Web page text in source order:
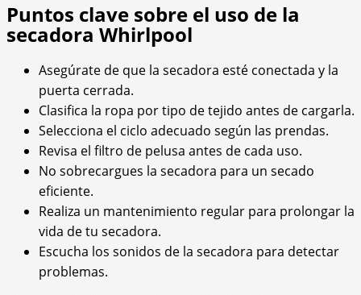
Puntos clave sobre el uso de la
secadora Whirlpool
Asegúrate de que la secadora esté conectada y la
puerta cerrada.
Clasifica la ropa por tipo de tejido antes de cargarla.
Selecciona el ciclo adecuado según las prendas.
Revisa el filtro de pelusa antes de cada uso.
No sobrecargues la secadora para un secado
eficiente.
Realiza un mantenimiento regular para prolongar la
vida de tu secadora.
Escucha los sonidos de la secadora para detectar
problemas.